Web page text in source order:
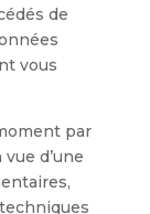
de
vous
par
d’une